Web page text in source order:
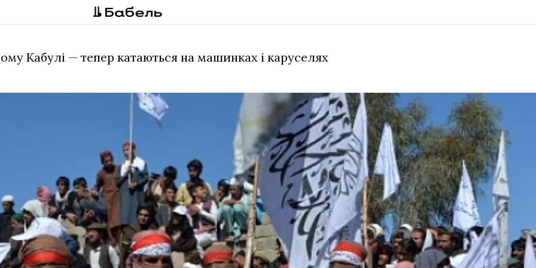
Кабулі — тепер катаються на машинках і каруселях